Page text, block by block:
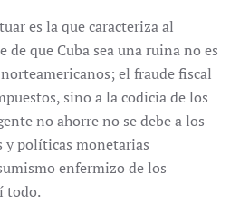
es la que caracteriza al
de que Cuba sea una ruina no es
el fraude fiscal
sino a la codicia de los
no ahorre no se debe a los
y políticas monetarias
enfermizo de los
todo.